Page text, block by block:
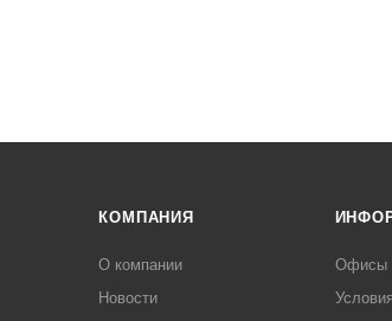
КОМПАНИЯ
О компании
Новости
Офисы